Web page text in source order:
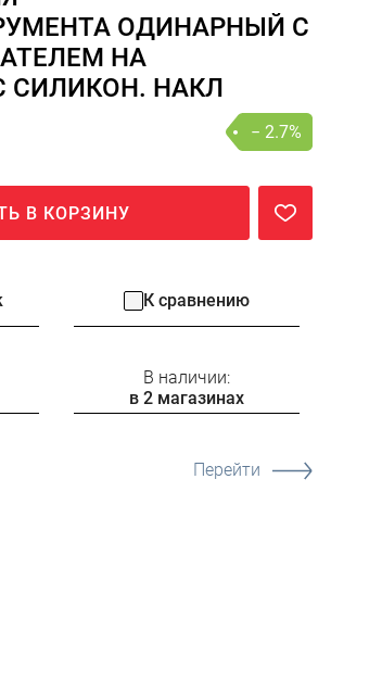
ОДИНАРНЫЙ С
НА
СИЛИКОН. НАКЛ
− 2.7%
В КОРЗИНУ
К сравнению
В наличии:
в 2 магазинах
Перейти